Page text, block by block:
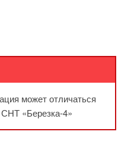
может отличаться
«Березка-4»